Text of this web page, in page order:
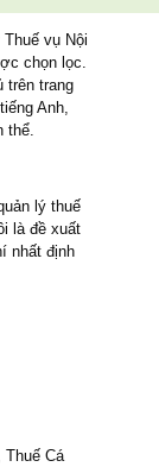
vụ Nội
chọn lọc.
trên trang
Anh,
thể.
lý thuế
là đề xuất
nhất định
Thuế Cá